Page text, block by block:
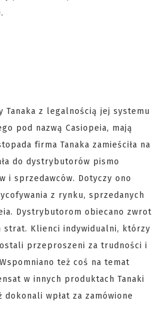
z legalnością jej systemu
pod nazwą Casiopeia, mają
firma Tanaka zamieściła na
do dystrybutorów pismo
i sprzedawców. Dotyczy ono
z rynku, sprzedanych
Dystrybutorom obiecano zwrot
strat. Klienci indywidualni, którzy
przeproszeni za trudności i
też coś na temat
w innych produktach Tanaki
wpłat za zamówione